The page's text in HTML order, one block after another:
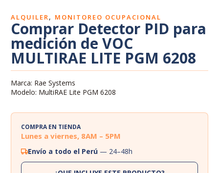
ALQUILER, MONITOREO OCUPACIONAL
Comprar Detector PID para
medición de VOC
MULTIRAE LITE PGM 6208
Marca: Rae Systems
Modelo: MultiRAE Lite PGM 6208
COMPRA EN TIENDA
Lunes a viernes, 8AM – 5PM
Envío a todo el Perú — 24–48h